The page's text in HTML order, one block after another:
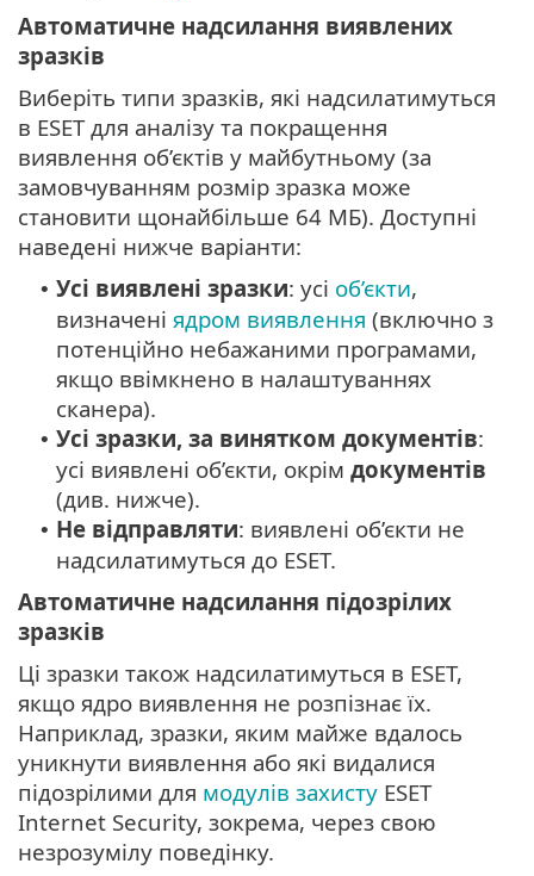
Автоматичне надсилання виявлених
зразків
Виберіть типи зразків, які надсилатимуться
в ESET для аналізу та покращення
виявлення об’єктів у майбутньому (за
замовчуванням розмір зразка може
становити щонайбільше 64 МБ). Доступні
наведені нижче варіанти:
• Усі виявлені зразки: усі об’єкти,
визначені ядром виявлення (включно з
потенційно небажаними програмами,
якщо ввімкнено в налаштуваннях
сканера).
• Усі зразки, за винятком документів:
усі виявлені об’єкти, окрім документів
(див. нижче).
• Не відправляти: виявлені об’єкти не
надсилатимуться до ESET.
Автоматичне надсилання підозрілих
зразків
Ці зразки також надсилатимуться в ESET,
якщо ядро виявлення не розпізнає їх.
Наприклад, зразки, яким майже вдалось
уникнути виявлення або які видалися
підозрілими для модулів захисту ESET
Internet Security, зокрема, через свою
незрозумілу поведінку.